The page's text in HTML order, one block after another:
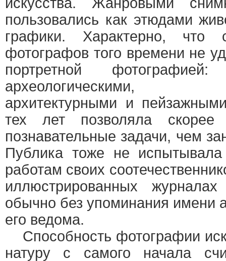
пользовались как этюдами
графики. Характерно, что
фотографов того времени не
портретной
археологическими,
архитектурными и
тех лет позволяла скорее
познавательные задачи, чем
Публика тоже не
работам своих
иллюстрированных
обычно без упоминания имени
его ведома.
Способность фотографии
натуру с самого начала